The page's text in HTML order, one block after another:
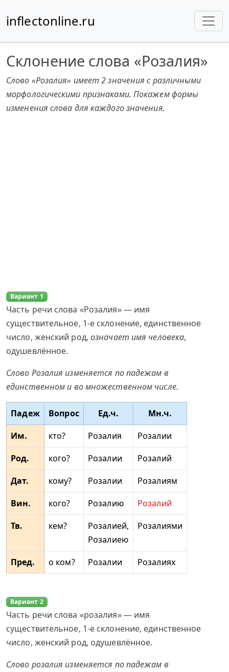
inflectonline.ru
Склонение слова «Розалия»
Слово «Розалия» имеет 2 значения с различными
морфологическими признаками. Покажем формы
изменения слова для каждого значения.
Вариант 1
Часть речи слова «Розалия» — имя
существительное, 1-е склонение, единственное
число, женский род,означает имя человека,
одушевлённое.
Слово Розалия изменяется по падежам в
единственном и во множественном числе.
Падеж Вопрос Ед.ч.
Мн.ч.
Им.
кто? Розалия
Розалии
Род.
кого? Розалии
Розалий
Дат.
кому? Розалии
Розалиям
Вин.
кого? Розалию
Розалий
Тв.
кем?
Розалией,
Розалиею
Розалиями
Пред. о ком? Розалии Розалиях
Вариант 2
Часть речи слова «розалия» — имя
существительное, 1-е склонение, единственное
число, женский род, одушевлённое.
Слово розалия изменяется по падежам в